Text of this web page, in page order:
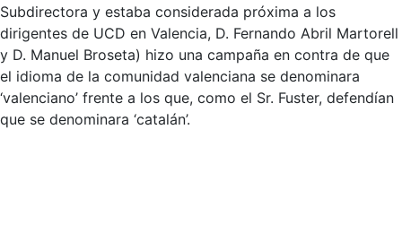
Subdirectora y estaba considerada próxima a los
dirigentes de UCD en Valencia, D. Fernando Abril Martorell
y D. Manuel Broseta) hizo una campaña en contra de que
el idioma de la comunidad valenciana se denominara
‘valenciano’ frente a los que, como el Sr. Fuster, defendían
que se denominara ‘catalán’.